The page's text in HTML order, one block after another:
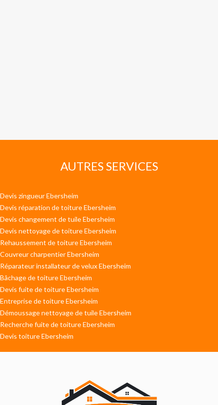
AUTRES SERVICES
Devis zingueur Ebersheim
Devis réparation de toiture Ebersheim
Devis changement de tuile Ebersheim
Devis nettoyage de toiture Ebersheim
Rehaussement de toiture Ebersheim
Couvreur charpentier Ebersheim
Réparateur installateur de velux Ebersheim
Bâchage de toiture Ebersheim
Devis fuite de toiture Ebersheim
Entreprise de toiture Ebersheim
Démoussage nettoyage de tuile Ebersheim
Recherche fuite de toiture Ebersheim
Devis toiture Ebersheim